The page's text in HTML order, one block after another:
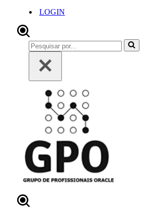
LOGIN
Pesquisar
por...